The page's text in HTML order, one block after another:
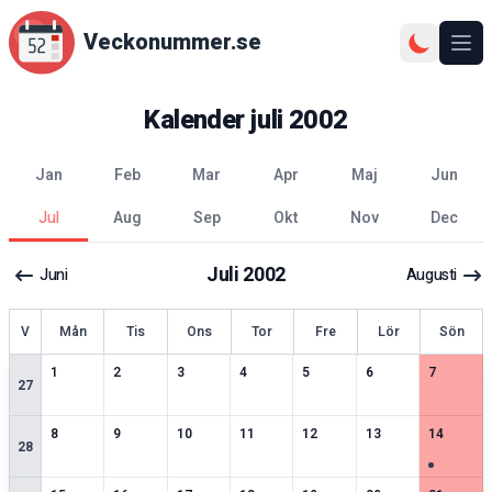
Veckonummer.se
Kalenderjuli 2002
jan feb mar apr maj
jun
jul
aug sep okt nov dec
Juni Juli2002 Augusti
Vecka Mån Tis Ons Tor Fre Lör Sön
27
12 speciella datum
2
2speciella datum
3
1speciella datum
4
2speciella datum
5
2speciella datum
6
2speciella datum
7
1
28
8
1speciella datum
9
2speciella datum
10
2speciella datum
11
2speciella datum
12
2speciella datum
13
2speciella datum
14
2